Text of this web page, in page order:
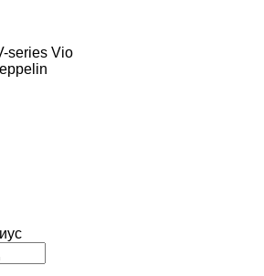
series Vio